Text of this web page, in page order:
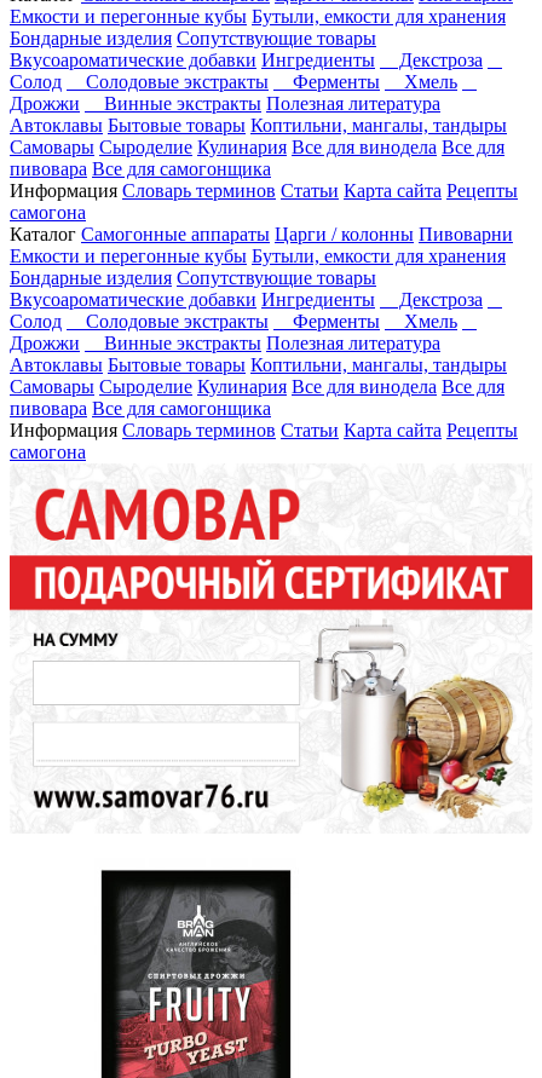
Емкости и перегонные кубы Бутыли, емкости для хранения
Бондарные изделия Сопутствующие товары
Вкусоароматические добавки Ингредиенты
Декстроза
Солод
Солодовые экстракты Ферменты
Хмель
Дрожжи
Винные экстракты Полезная литература
Автоклавы Бытовые товары Коптильни, мангалы, тандыры
Самовары Сыроделие Кулинария Все для винодела Все для
пивовара Все для самогонщика
Информация Словарь терминов Статьи Карта сайта Рецепты
самогона
Каталог Самогонные аппараты Царги / колонны Пивоварни
Емкости и перегонные кубы Бутыли, емкости для хранения
Бондарные изделия Сопутствующие товары
Вкусоароматические добавки Ингредиенты
Декстроза
Солод
Солодовые экстракты Ферменты
Хмель
Дрожжи
Винные экстракты Полезная литература
Автоклавы Бытовые товары Коптильни, мангалы, тандыры
Самовары Сыроделие Кулинария Все для винодела Все для
пивовара Все для самогонщика
Информация Словарь терминов Статьи Карта сайта Рецепты
самогона